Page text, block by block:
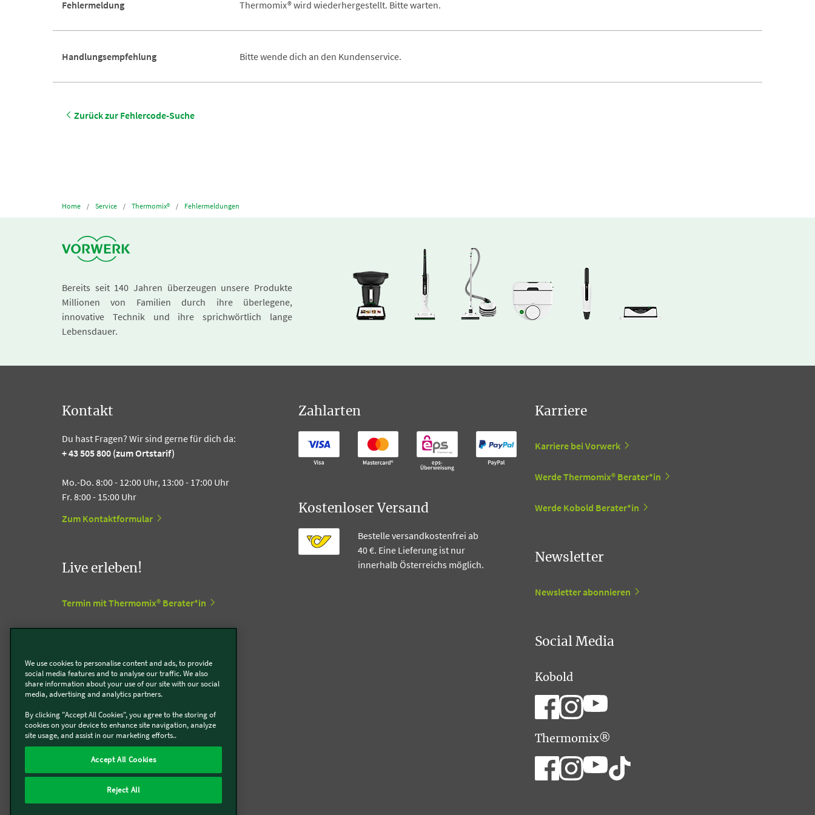
Fehlermeldung Thermomix® wird wiederhergestellt. Bitte warten.
Handlungsempfehlung Bitte wende dich an den Kundenservice.
Zurück zur Fehlercode-Suche
Home Service Thermomix® Fehlermeldungen
Bereits seit 140 Jahren überzeugen unsere Produkte
Millionen von Familien durch ihre überlegene,
innovative Technik und ihre sprichwörtlich lange
Lebensdauer.
Kontakt
Du hast Fragen? Wir sind gerne für dich da:
+ 43 505 800 (zum Ortstarif)
Mo.-Do. 8:00 - 12:00 Uhr, 13:00 - 17:00 Uhr
Fr. 8:00 - 15:00 Uhr
Zum Kontaktformular
Live erleben!
Termin mit Thermomix® Berater*in
Vorwerk Stores
Support Center
Zum Vorwerk Support Center
Widerruf
Zahlarten
Kostenloser Versand
Bestelle versandkostenfrei ab
40 €. Eine Lieferung ist nur
innerhalb Österreichs möglich.
Karriere
Karriere bei Vorwerk
Werde Thermomix® Berater*in
Werde Kobold Berater*in
Newsletter
Newsletter abonnieren
Social Media
Kobold
Thermomix®
We use cookies to personalise content and ads, to provide
social media features and to analyse our traffic. We also
share information about your use of our site with our social
media, advertising and analytics partners.
By clicking "Accept All Cookies", you agree to the storing of
cookies on your device to enhance site navigation, analyze
site usage, and assist in our marketing efforts..
Accept All Cookies
Reject All